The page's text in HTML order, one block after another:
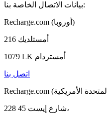
بيانات الاتصال الخاصة بنا:
Recharge.com (أوروبا)
أمستلديك 216
1079 LK أمستردام
اتصل بنا
228 شارع إيست 45،